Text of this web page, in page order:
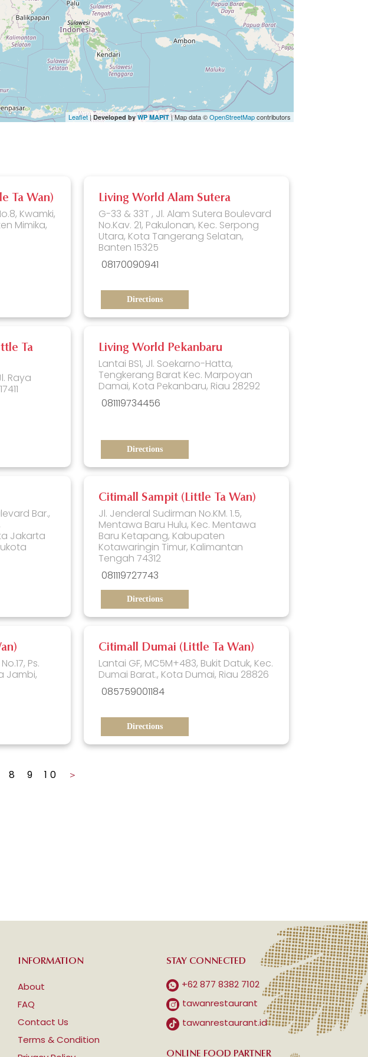
Leaflet|Developed byWP MAPIT| Map data ©OpenStreetMapcontributors
Ta Wan)
Kwamki,
Mimika,
Living World Alam Sutera
G-33 & 33T , Jl. Alam Sutera Boulevard
No.Kav. 21, Pakulonan, Kec. Serpong
Utara, Kota Tangerang Selatan,
Banten 15325
08170090941
Directions
Ta
Raya
Living World Pekanbaru
Lantai BS1, Jl. Soekarno-Hatta,
Tengkerang Barat Kec. Marpoyan
Damai, Kota Pekanbaru, Riau 28292
081119734456
Directions
Bar.,
Jakarta
Citimall Sampit (Little Ta Wan)
Jl. Jenderal Sudirman No.KM. 1.5,
Mentawa Baru Hulu, Kec. Mentawa
Baru Ketapang, Kabupaten
Kotawaringin Timur, Kalimantan
Tengah 74312
081119727743
Directions
Ps.
Jambi,
Citimall Dumai (Little Ta Wan)
Lantai GF, MC5M+483, Bukit Datuk, Kec.
Dumai Barat., Kota Dumai, Riau 28826
085759001184
Directions
8 9 10 ＞
INFORMATION
About
FAQ
Contact Us
Terms & Condition
STAY CONNECTED
+62 877 8382 7102
tawanrestaurant
tawanrestaurant.id
ONLINE FOOD PARTNER